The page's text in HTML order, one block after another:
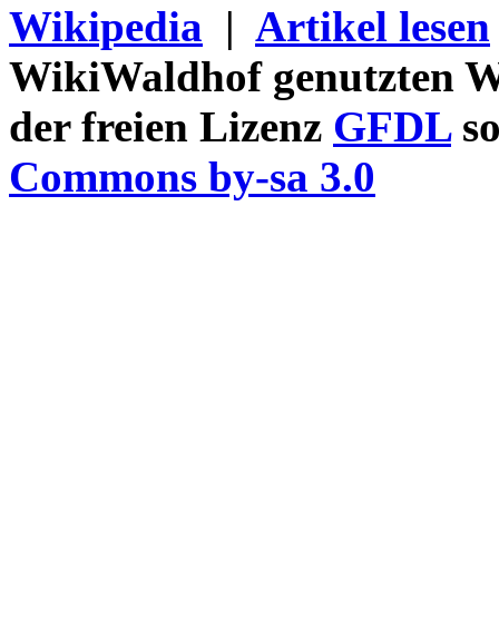
Wikipedia | Artikel lesen
WikiWaldhof genutzten
der freien Lizenz GFDL
Commons by-sa 3.0